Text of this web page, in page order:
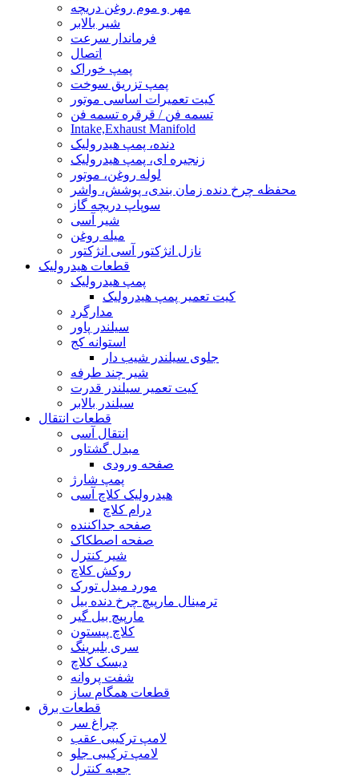
مهر و موم روغن دریچه
شیر بالابر
فرماندار سرعت
اتصال
پمپ خوراک
پمپ تزریق سوخت
کیت تعمیرات اساسی موتور
تسمه فن / قرقره تسمه فن
Intake,Exhaust Manifold
دنده، پمپ هیدرولیک
زنجیره ای، پمپ هیدرولیک
لوله روغن، موتور
محفظه چرخ دنده زمان بندی، پوشش، واشر
سوپاپ دریچه گاز
شیر آسی
میله روغن
نازل انژکتور آسی انژکتور
قطعات هیدرولیک
پمپ هیدرولیک
کیت تعمیر پمپ هیدرولیک
مدارگرد
سیلندر پاور
استوانه کج
جلوی سیلندر شیب دار
شیر چند طرفه
کیت تعمیر سیلندر قدرت
سیلندر بالابر
قطعات انتقال
انتقال آسی
مبدل گشتاور
صفحه ورودی
پمپ شارژ
هیدرولیک کلاچ آسی
درام کلاچ
صفحه جداکننده
صفحه اصطکاک
شیر کنترل
روکش کلاچ
مورد مبدل تورک
ترمینال مارپیچ چرخ دنده بیل
مارپیچ بیل گیر
کلاچ پیستون
سری بلبرینگ
دیسک کلاچ
شفت پروانه
قطعات همگام ساز
قطعات برق
چراغ سر
لامپ ترکیبی عقب
لامپ ترکیبی جلو
جعبه کنترل